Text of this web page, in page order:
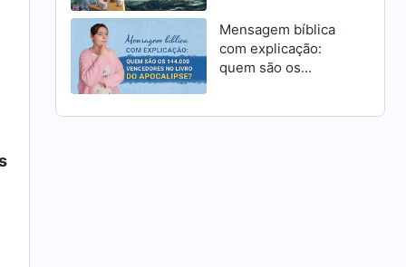
buscar a aparição de
Deus?
Mensagem bíblica
com explicação:
quem são os